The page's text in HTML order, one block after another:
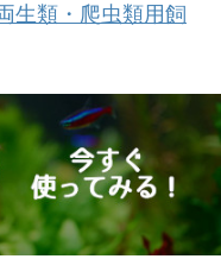
生類・爬虫類用飼